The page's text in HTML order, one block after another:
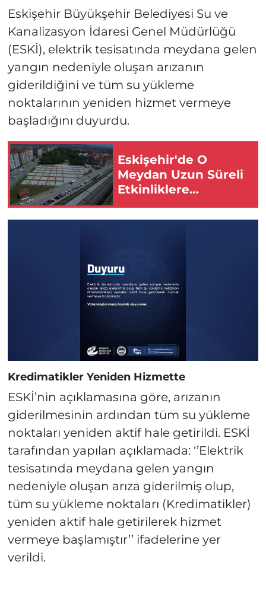
Eskişehir Büyükşehir Belediyesi Su ve
Kanalizasyon İdaresi Genel Müdürlüğü
(ESKİ), elektrik tesisatında meydana gelen
yangın nedeniyle oluşan arızanın
giderildiğini ve tüm su yükleme
noktalarının yeniden hizmet vermeye
başladığını duyurdu.
Eskişehir'de O
Meydan Uzun Süreli
Etkinliklere
Kapatıldı!
Kredimatikler Yeniden Hizmette
ESKİ’nin açıklamasına göre, arızanın
giderilmesinin ardından tüm su yükleme
noktaları yeniden aktif hale getirildi. ESKİ
tarafından yapılan açıklamada: ‘’Elektrik
tesisatında meydana gelen yangın
nedeniyle oluşan arıza giderilmiş olup,
tüm su yükleme noktaları (Kredimatikler)
yeniden aktif hale getirilerek hizmet
vermeye başlamıştır’’ ifadelerine yer
verildi.